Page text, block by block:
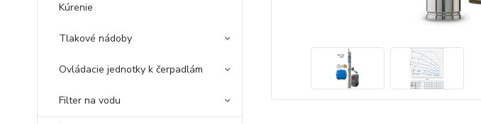
Kúrenie
Tlakové nádoby
Ovládacie jednotky k čerpadlám
Filter na vodu